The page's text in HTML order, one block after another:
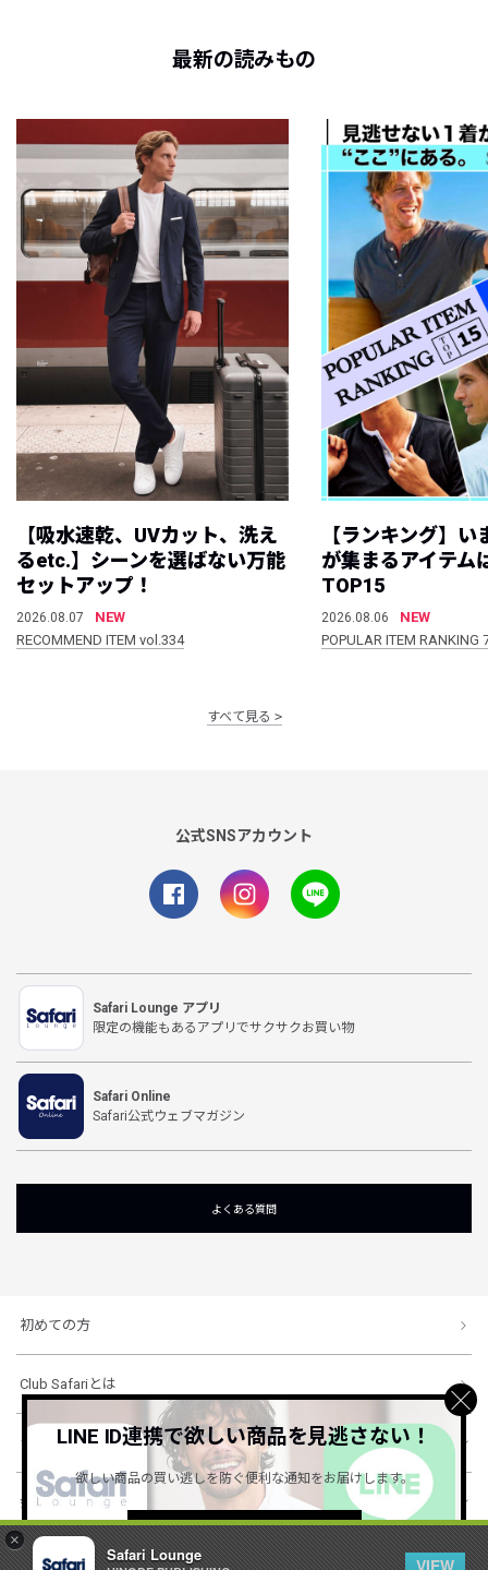
×
Safari Lounge
VIEW
最新の読みもの
【吸水速乾、UVカット、洗え
るetc.】シーンを選ばない万能
セットアップ！
2026.08.07
NEW
RECOMMEND ITEM vol.334
【ランキング】
が集まるアイテム
TOP15
2026.08.06
NEW
POPULAR ITEM
すべて見る
公式SNSアカウント
Safari Lounge アプリ
限定の機能もあるアプリでサクサクお買い物
Safari Online
Safari公式ウェブマガジン
よくある質問
初めての方
Club Safariとは
ショッピングガイド
会社概要・規約
LINE ID連携で欲しい商品を見逃さない！
欲しい商品の買い逃しを防ぐ便利な通知をお届けします。
詳しくはこちら ＞